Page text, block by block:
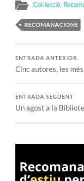
Col·lecció,
RECOMANACIONS
ENTRADA ANTERIOR
Cinc autores, les
ENTRADA SEGÜENT
Un agost a la